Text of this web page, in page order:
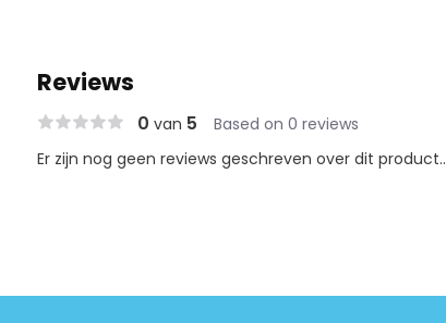
Reviews
0 van 5 Based on 0 reviews
Er zijn nog geen reviews geschreven over dit product..